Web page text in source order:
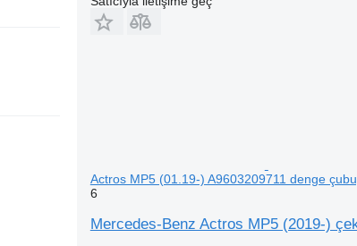
Actros MP5 (01.19-) A9603209711 denge
6
Mercedes-Benz Actros MP5 (2019-)